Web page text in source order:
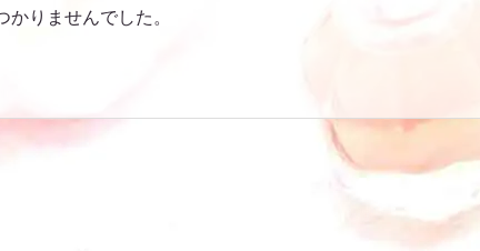
かりませんでした。